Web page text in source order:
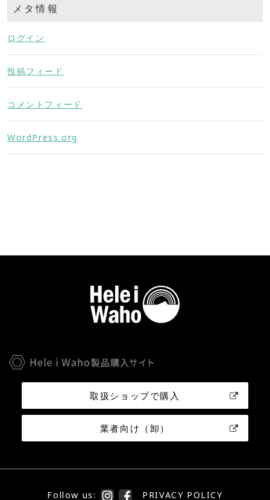
メタ情報
ログイン
投稿フィード
コメントフィード
WordPress.org
取扱ショップで購入
業者向け（卸）
Follow us: PRIVACY POLICY